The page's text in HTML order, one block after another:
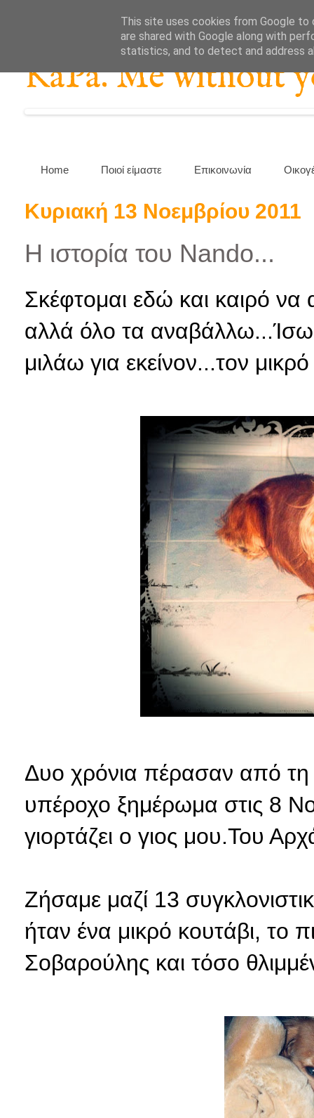
KaPa. Me without
Home Ποιοί είμαστε Επικοινωνία
Κυριακή 13 Νοεμβρίου 2011
Η ιστορία του Nando...
Σκέφτομαι εδώ και καιρό
αλλά όλο τα
μιλάω για εκείνον...τον
Δυο χρόνια πέρασαν από
υπέροχο ξημέρωμα στις 8
γιορτάζει ο γιος μου.Του
Ζήσαμε μαζί 13
ήταν ένα μικρό κουτάβι, το
Σοβαρούλης και τόσο
This site uses cookies from Google to
are shared with Google along with
statistics, and to detect and address